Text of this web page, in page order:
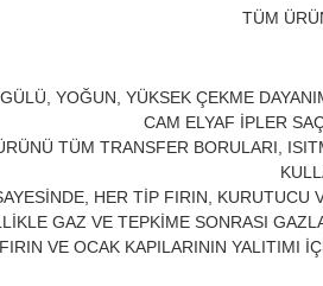
TÜM
YOĞUN, YÜKSEK ÇEKME
CAM ELYAF İPLER
TÜM TRANSFER BORULARI,
HER TİP FIRIN,
GAZ VE TEPKİME SONRASI
FIRIN VE OCAK KAPILARININ YALITIMI